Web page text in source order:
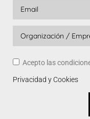
Acepto las
Privacidad y Cookies